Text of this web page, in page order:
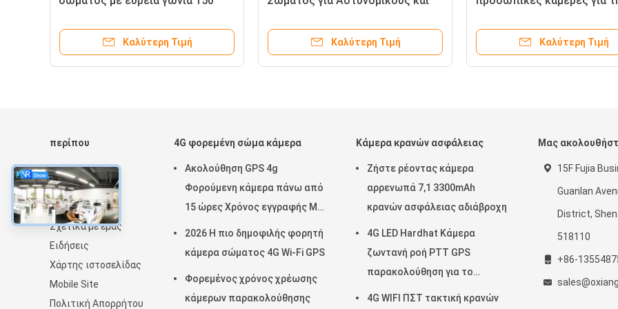
Καλύτερη Τιμή Καλύτερη Τιμή
χρειάζονται 92mm *
24mm USB 2.0Καλύτερη Τιμή
περίπου
Σπίτι
Προϊόντα
Εκπομπή VR
Σχετικά με εμάς
Ειδήσεις
Χάρτης ιστοσελίδας
Mobile Site
Πολιτική Απορρήτου
4G φορεμένη σώμα κάμερα
Ακολούθηση GPS 4g
Φορούμενη κάμερα πάνω από
15 ώρες Χρόνος εγγραφής Mp4
2026 Η πιο δημοφιλής φορητή
κάμερα σώματος 4G Wi-Fi GPS
Φορεμένος χρόνος χρέωσης
κάμερων παρακολούθησης
Κάμερα κρανών ασφάλειας
Ζήστε ρέοντας κάμερα
αρρενωπά 7,1 3300mAh
κρανών ασφάλειας αδιάβροχη
4G LED Hardhat Κάμερα
ζωντανή ροή PTT GPS
παρακολούθηση για το
εργοτάξιο κατασκευής
4G WIFI ΠΣΤ τακτική κρανών
Μας
15F Fujia
Guanlan
District,
518110
+86-